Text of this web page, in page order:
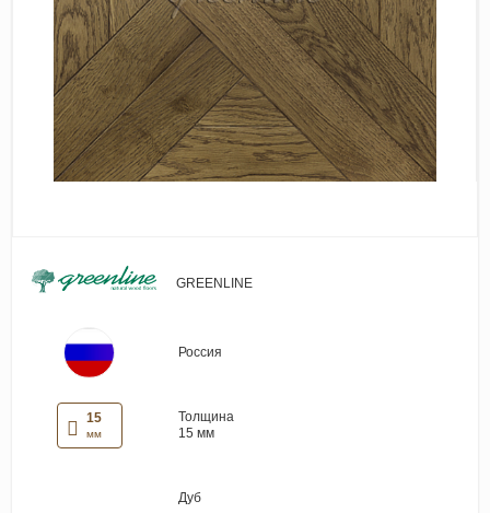
Виниловые покрытия
Стеновые панели
Лепнина
Клеевая продукция
Паркетные лаки и масла
GREENLINE
Россия
15
мм
Толщина
15 мм
Дуб